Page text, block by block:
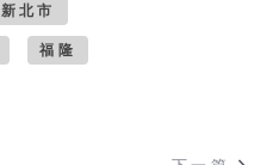
新北市
福隆